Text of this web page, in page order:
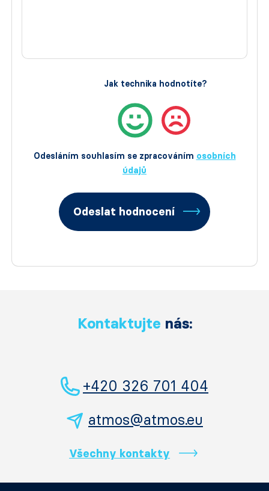
Odesláním souhlasím se zpracováním osobních
údajů
Jak technika hodnotíte?
Odeslat hodnocení
Kontaktujte nás:
+420 326 701 404
atmos@atmos.eu
Všechny kontakty